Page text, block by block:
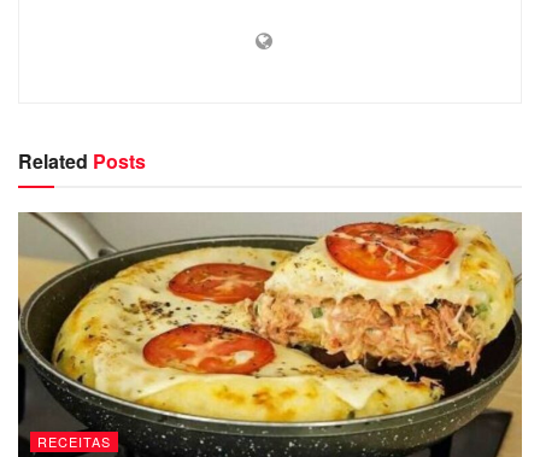
Related Posts
RECEITAS